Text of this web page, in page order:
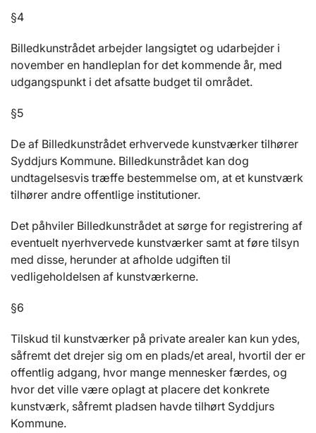
§4
Billedkunstrådet arbejder langsigtet og udarbejder i
november en handleplan for det kommende år, med
udgangspunkt i det afsatte budget til området.
§5
De af Billedkunstrådet erhvervede kunstværker tilhører
Syddjurs Kommune. Billedkunstrådet kan dog
undtagelsesvis træffe bestemmelse om, at et kunstværk
tilhører andre offentlige institutioner.
Det påhviler Billedkunstrådet at sørge for registrering af
eventuelt nyerhvervede kunstværker samt at føre tilsyn
med disse, herunder at afholde udgiften til
vedligeholdelsen af kunstværkerne.
§6
Tilskud til kunstværker på private arealer kan kun ydes,
såfremt det drejer sig om en plads/et areal, hvortil der er
offentlig adgang, hvor mange mennesker færdes, og
hvor det ville være oplagt at placere det konkrete
kunstværk, såfremt pladsen havde tilhørt Syddjurs
Kommune.